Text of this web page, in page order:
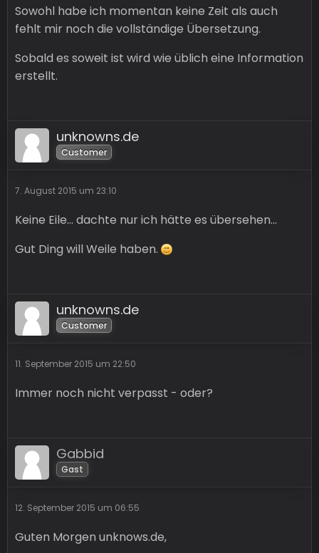
Sowohl habe ich momentan keine Zeit als auch
fehlt mir noch die vollständige Übersetzung.
Sobald es soweit ist wird wie üblich eine Information
erstellt.
unknowns.de
Customer
7. August 2015 um 23:10
Keine Eile... dachte nur ich hätte es übersehen...
Gut Ding will Weile haben.
unknowns.de
Customer
11. September 2015 um 22:50
Immer noch nicht verpasst - oder?
Gabbid
Gast
12. September 2015 um 06:55
Guten Morgen unknows.de,